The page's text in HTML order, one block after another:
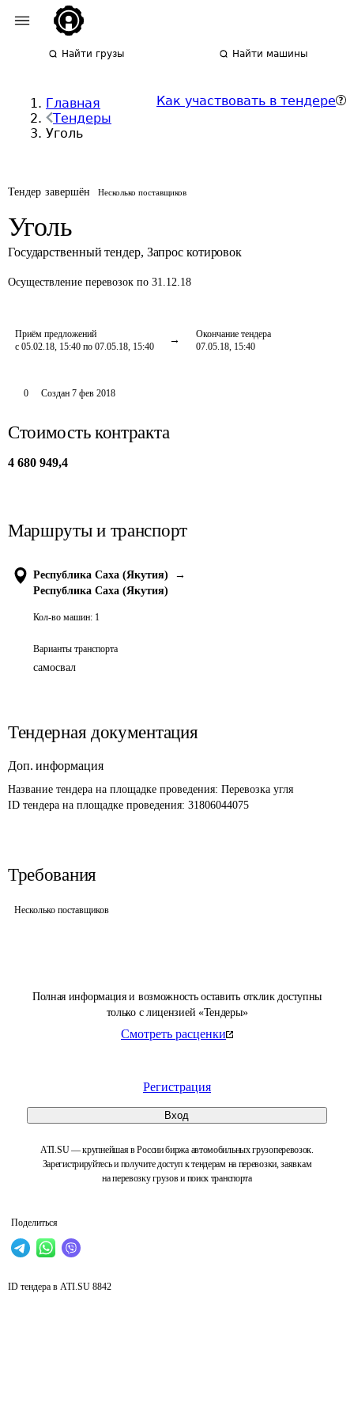
Найти грузы Найти машины
Главная
Тендеры
Уголь
Как участвовать в тендере
Тендер завершён Несколько поставщиков
Уголь
Государственный тендер, Запрос котировок
Осуществление перевозок по 31.12.18
Приём предложений
с 05.02.18, 15:40 по 07.05.18, 15:40
Окончание тендера
07.05.18, 15:40
Полная информация и возможность оставить отклик доступны
только с лицензией «Тендеры»
Смотреть расценки
Регистрация
Вход
ATI.SU — крупнейшая в России биржа автомобильных грузоперевозок.
Зарегистрируйтесь и получите доступ к тендерам на перевозки, заявкам
на перевозку грузов и поиск транспорта
Поделиться
0 Создан 7 фев 2018
Стоимость контракта
4 680 949,4
Маршруты и транспорт
Республика Саха (Якутия)
→
Республика Саха (Якутия)
Кол-во машин: 1
Варианты транспорта
самосвал
Тендерная документация
Доп. информация
Название тендера на площадке проведения: Перевозка угля
ID тендера на площадке проведения: 31806044075
Требования
Несколько поставщиков
ID тендера в ATI.SU 8842